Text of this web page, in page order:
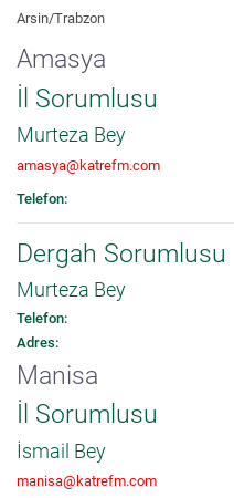
Arsin/Trabzon
Amasya
İl Sorumlusu
Murteza Bey
amasya@katrefm.com
Telefon:
Dergah Sorumlusu
Murteza Bey
Telefon:
Adres:
Manisa
İl Sorumlusu
İsmail Bey
manisa@katrefm.com